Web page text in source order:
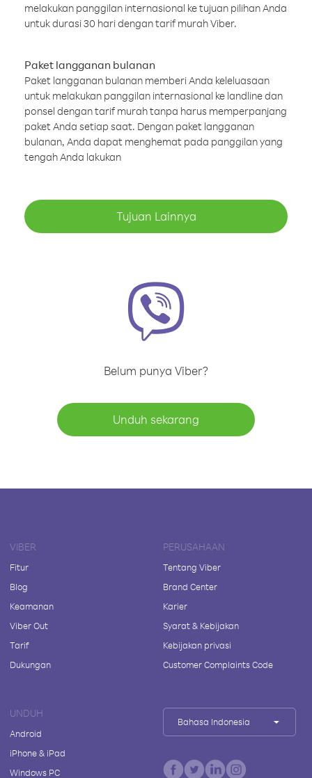
melakukan panggilan internasional ke tujuan pilihan Anda
untuk durasi 30 hari dengan tarif murah Viber.
Paket langganan bulanan
Paket langganan bulanan memberi Anda keleluasaan
untuk melakukan panggilan internasional ke landline dan
ponsel dengan tarif murah tanpa harus memperpanjang
paket Anda setiap saat. Dengan paket langganan
bulanan, Anda dapat menghemat pada panggilan yang
tengah Anda lakukan
Tujuan Lainnya
Belum punya Viber?
Unduh sekarang
VIBER
Fitur
Blog
Keamanan
Viber Out
Tarif
Dukungan
PERUSAHAAN
Tentang Viber
Brand Center
Karier
Syarat & Kebijakan
Kebijakan privasi
Customer Complaints Code
UNDUH
Android
iPhone & iPad
Windows PC
Bahasa Indonesia